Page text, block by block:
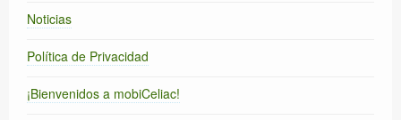
Noticias
Política de Privacidad
¡Bienvenidos a mobiCeliac!